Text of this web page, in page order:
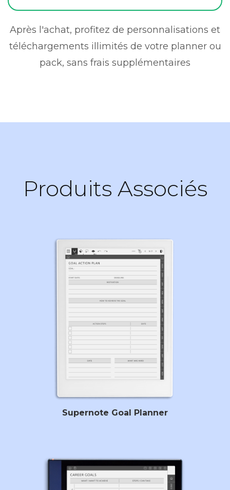
Après l'achat, profitez de personnalisations et
téléchargements illimités de votre planner ou
pack, sans frais supplémentaires
Produits Associés
Supernote Goal Planner